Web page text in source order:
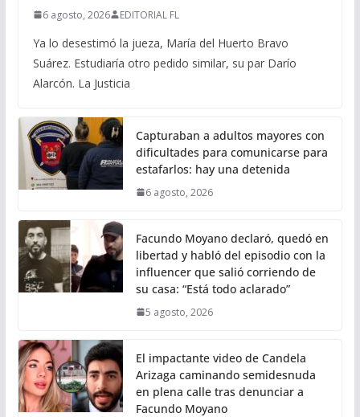
6 agosto, 2026 EDITORIAL FL
Ya lo desestimó la jueza, María del Huerto Bravo
Suárez. Estudiaría otro pedido similar, su par Darío
Alarcón. La Justicia
Capturaban a adultos mayores con
dificultades para comunicarse para
estafarlos: hay una detenida
6 agosto, 2026
Facundo Moyano declaró, quedó en
libertad y habló del episodio con la
influencer que salió corriendo de
su casa: “Está todo aclarado”
5 agosto, 2026
El impactante video de Candela
Arizaga caminando semidesnuda
en plena calle tras denunciar a
Facundo Moyano